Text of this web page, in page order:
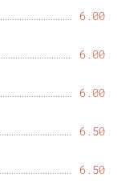
6.00
6.00
6.00
6.50
6.50